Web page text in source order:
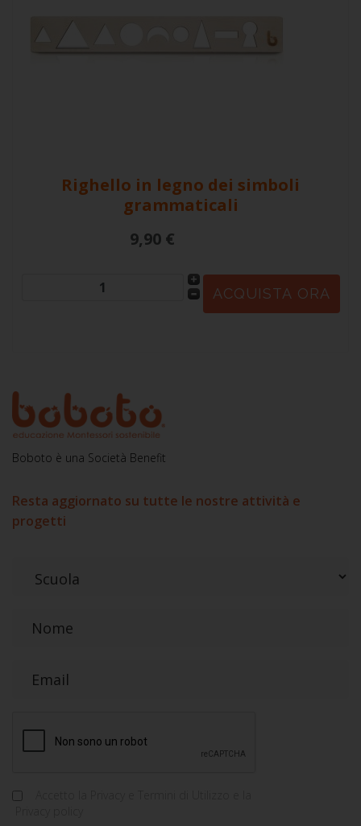
Righello in legno dei simboli
grammaticali
9,90 €
Boboto è una Società Benefit
Resta aggiornato su tutte le nostre attività e
progetti